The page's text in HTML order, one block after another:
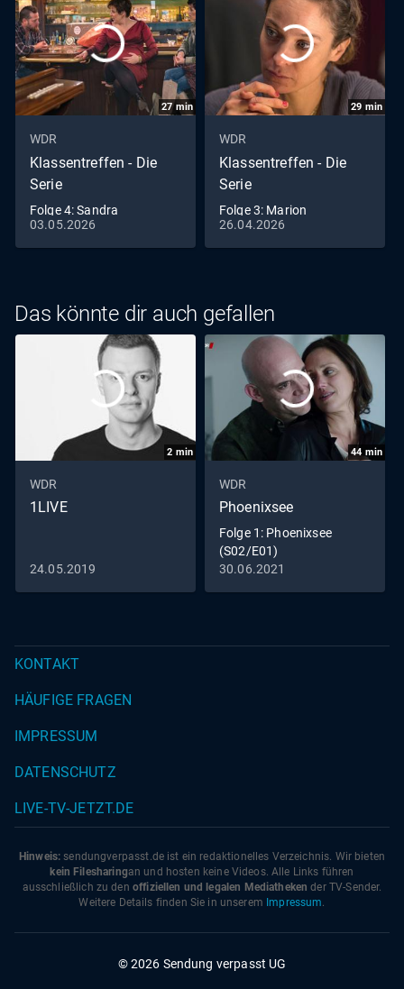
27min
WDR
Klassentreffen - Die
Serie
Folge 4: Sandra
03.05.2026
29 min
WDR
Klassentreffen - Die
Serie
Folge 3: Marion
26.04.2026
Das könnte dir auch gefallen
2 min
WDR
1LIVE
24.05.2019
44 min
WDR
Phoenixsee
Folge 1: Phoenixsee
(S02/E01)
30.06.2021
KONTAKT
HÄUFIGE FRAGEN
IMPRESSUM
DATENSCHUTZ
LIVE-TV-JETZT.DE
Hinweis: sendungverpasst.de ist ein redaktionelles Verzeichnis. Wir bieten
kein Filesharingan und hosten keine Videos. Alle Links führen
ausschließlich zu den offiziellen und legalen Mediatheken der TV-Sender.
Weitere Details finden Sie in unserem Impressum.
© 2026 Sendung verpasst UG